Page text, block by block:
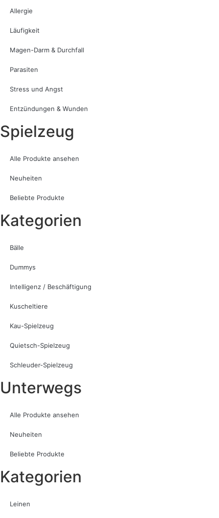
Allergie
Läufigkeit
Magen-Darm & Durchfall
Parasiten
Stress und Angst
Entzündungen & Wunden
Spielzeug
Alle Produkte ansehen
Neuheiten
Beliebte Produkte
Kategorien
Bälle
Dummys
Intelligenz / Beschäftigung
Kuscheltiere
Kau-Spielzeug
Quietsch-Spielzeug
Schleuder-Spielzeug
Unterwegs
Alle Produkte ansehen
Neuheiten
Beliebte Produkte
Kategorien
Leinen